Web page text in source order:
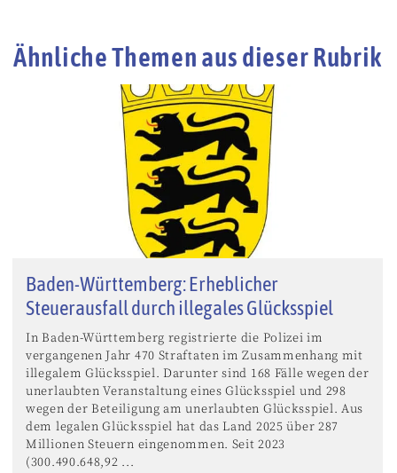
Ähnliche Themen aus dieser Rubrik
Baden-Württemberg: Erheblicher
Steuerausfall durch illegales Glücksspiel
In Baden-Württemberg registrierte die Polizei im
vergangenen Jahr 470 Straftaten im Zusammenhang mit
illegalem Glücksspiel. Darunter sind 168 Fälle wegen der
unerlaubten Veranstaltung eines Glücksspiel und 298
wegen der Beteiligung am unerlaubten Glücksspiel. Aus
dem legalen Glücksspiel hat das Land 2025 über 287
Millionen Steuern eingenommen. Seit 2023
(300.490.648,92 ...